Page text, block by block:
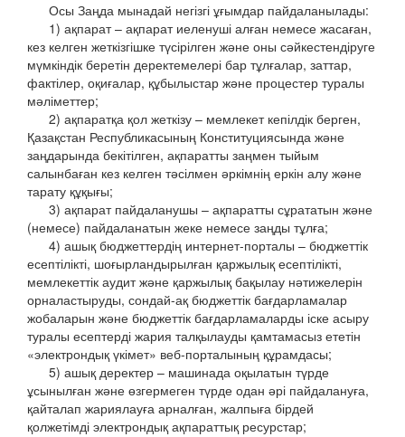
Осы Заңда мынадай негізгі ұғымдар пайдаланылады:
1) ақпарат – ақпарат иеленуші алған немесе жасаған,
кез келген жеткізгішке түсірілген және оны сәйкестендіруге
мүмкіндік беретін деректемелері бар тұлғалар, заттар,
фактілер, оқиғалар, құбылыстар және процестер туралы
мәліметтер;
2) ақпаратқа қол жеткізу – мемлекет кепілдік берген,
Қазақстан Республикасының Конституциясында және
заңдарында бекітілген, ақпаратты заңмен тыйым
салынбаған кез келген тәсілмен әркімнің еркін алу және
тарату құқығы;
3) ақпарат пайдаланушы – ақпаратты сұрататын және
(немесе) пайдаланатын жеке немесе заңды тұлға;
4) ашық бюджеттердің интернет-порталы – бюджеттік
есептілікті, шоғырландырылған қаржылық есептілікті,
мемлекеттік аудит және қаржылық бақылау нәтижелерін
орналастыруды, сондай-ақ бюджеттік бағдарламалар
жобаларын және бюджеттік бағдарламаларды іске асыру
туралы есептерді жария талқылауды қамтамасыз ететін
«электрондық үкімет» веб-порталының құрамдасы;
5) ашық деректер – машинада оқылатын түрде
ұсынылған және өзгермеген түрде одан әрі пайдалануға,
қайталап жариялауға арналған, жалпыға бірдей
қолжетімді электрондық ақпараттық ресурстар;